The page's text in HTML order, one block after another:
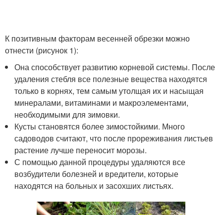
К позитивным факторам весенней обрезки можно
отнести (рисунок 1):
Она способствует развитию корневой системы. После
удаления стебля все полезные вещества находятся
только в корнях, тем самым утолщая их и насыщая
минералами, витаминами и макроэлементами,
необходимыми для зимовки.
Кусты становятся более зимостойкими. Много
садоводов считают, что после прореживания листьев
растение лучше переносит морозы.
С помощью данной процедуры удаляются все
возбудители болезней и вредители, которые
находятся на больных и засохших листьях.